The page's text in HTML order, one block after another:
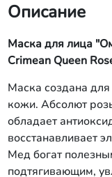
Описание
Маска для лица
Crimean Queen
Маска создана
кожи. Абсолют
обладает
восстанавливает
Мед богат
подтягивающим,